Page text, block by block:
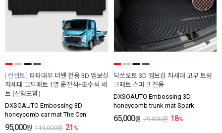
컨셉토
타타대우 더쎈 전용 3D 엠보싱
차세대 고무매트 1열 운전석+조수석 세
트 (신형포함)
DXSOAUTO Embossing 3D
honeycomb car mat The Cen
95,000원 119,000원 21 %
닥쏘오토 3D 엠보싱 차세대 고무 트렁
크매트 스파크 전용
DXSOAUTO Embossing 3D
honeycomb trunk mat Spark
65,000원 79,000원 18%